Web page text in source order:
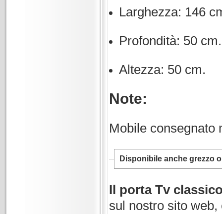
Larghezza: 146
Profondità: 50 cm.
Altezza: 50 cm.
Note:
Mobile consegnato
Disponibile anche grezzo
Il porta Tv
sul nostro sito